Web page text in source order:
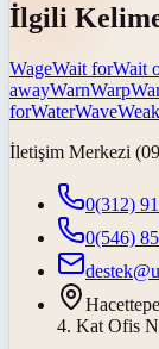
İlgili
WageWait forWait
awayWarnWarp
forWaterWaveWeak
İletişim Merkezi
0(312)
0(546)
4. Kat Ofis